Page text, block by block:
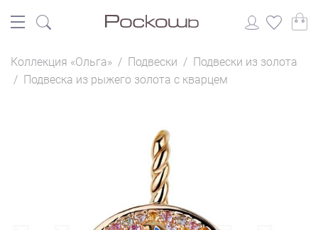
Коллекция «Ольга» / Подвески / Подвески из золота
/ Подвеска из рыжего золота с кварцем